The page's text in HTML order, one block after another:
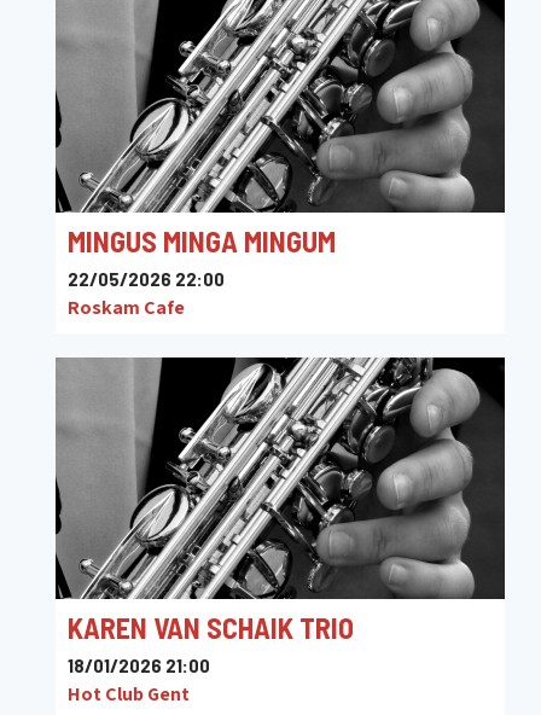
MINGUS MINGA MINGUM
22/05/2026 22:00
Roskam Cafe
KAREN VAN SCHAIK TRIO
18/01/2026 21:00
Hot Club Gent